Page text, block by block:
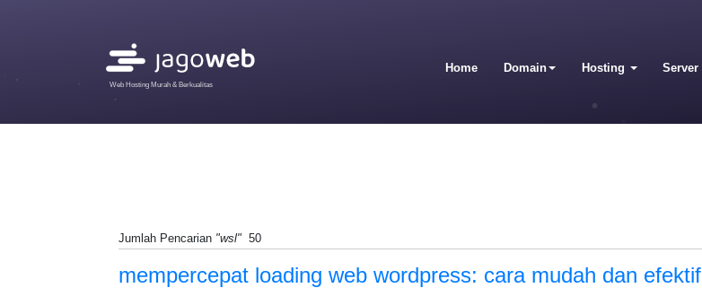
Web Hosting Murah & Berkualitas
Home Domain Hosting Server
Jumlah Pencarian "wsl" 50
mempercepat loading web wordpress: cara mudah dan efektif